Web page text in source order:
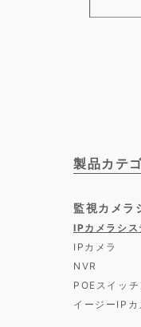
製品カテ
監視カメラ
IPカメラシス
IPカメラ
NVR
POEスイッ
イージーIPカ